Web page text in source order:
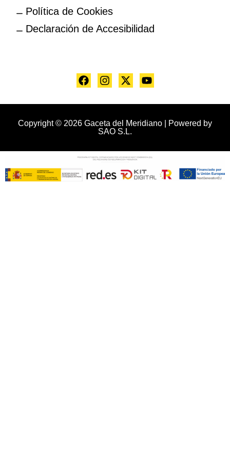
Política de Cookies
Declaración de Accesibilidad
Copyright © 2026 Gaceta del Meridiano | Powered by
SAO S.L.